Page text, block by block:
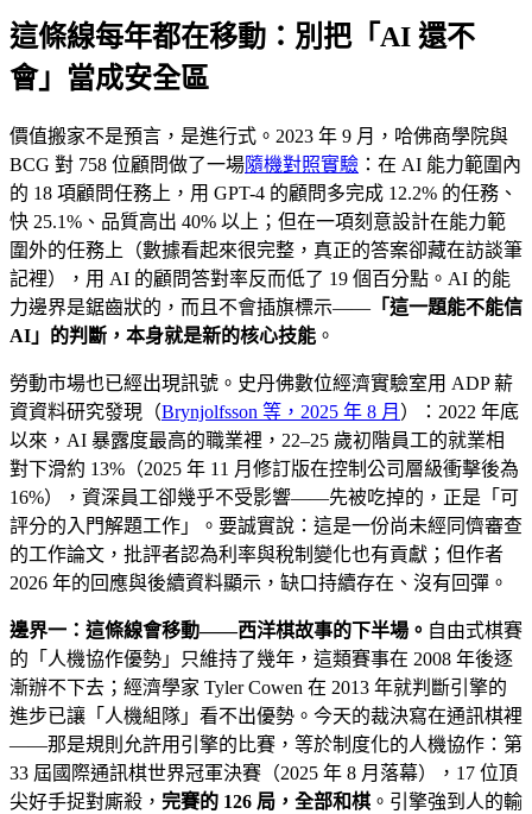
這條線每年都在移動：別把「AI 還不
會」當成安全區
價值搬家不是預言，是進行式。2023 年 9 月，哈佛商學院與
BCG 對 758 位顧問做了一場隨機對照實驗 ：在 AI 能力範圍內
的 18 項顧問任務上，用 GPT-4 的顧問多完成 12.2% 的任務、
快 25.1%、品質高出 40% 以上；但在一項刻意設計在能力範
圍外的任務上（數據看起來很完整，真正的答案卻藏在訪談筆
記裡），用 AI 的顧問答對率反而低了 19 個百分點。AI 的能
力邊界是鋸齒狀的，而且不會插旗標示—— 「這一題能不能信
AI」的判斷，本身就是新的核心技能 。
勞動市場也已經出現訊號。史丹佛數位經濟實驗室用 ADP 薪
資資料研究發現（Brynjolfsson 等，2025 年 8 月 ）：2022 年底
以來，AI 暴露度最高的職業裡，22–25 歲初階員工的就業相
對下滑約 13%（2025 年 11 月修訂版在控制公司層級衝擊後為
16%），資深員工卻幾乎不受影響——先被吃掉的，正是「可
評分的入門解題工作」。要誠實說：這是一份尚未經同儕審查
的工作論文，批評者認為利率與稅制變化也有貢獻；但作者
2026 年的回應與後續資料顯示，缺口持續存在、沒有回彈。
邊界一：這條線會移動——西洋棋故事的下半場。 自由式棋賽
的「人機協作優勢」只維持了幾年，這類賽事在 2008 年後逐
漸辦不下去；經濟學家 Tyler Cowen 在 2013 年就判斷引擎的
進步已讓「人機組隊」看不出優勢。今天的裁決寫在通訊棋裡
——那是規則允許用引擎的比賽，等於制度化的人機協作：第
33 屆國際通訊棋世界冠軍決賽（2025 年 8 月落幕），17 位頂
尖好手捉對廝殺， 完賽的 126 局，全部和棋 。引擎強到人的輸